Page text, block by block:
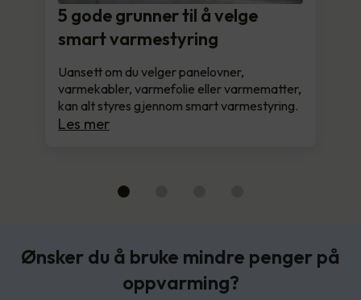
5 gode grunner til å velge
smart varmestyring
Uansett om du velger panelovner,
varmekabler, varmefolie eller varmematter,
kan alt styres gjennom smart varmestyring.
Les mer
Ønsker du å bruke mindre penger på
oppvarming?